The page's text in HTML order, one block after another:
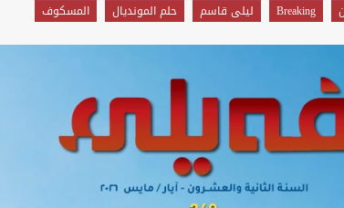
Breaking ليلى قاسم حلم المونديال المسكوف